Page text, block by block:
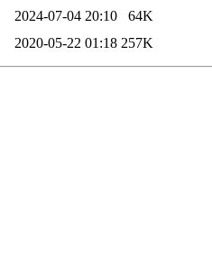
2024-07-04 20:10
64K
2020-05-22 01:18 257K